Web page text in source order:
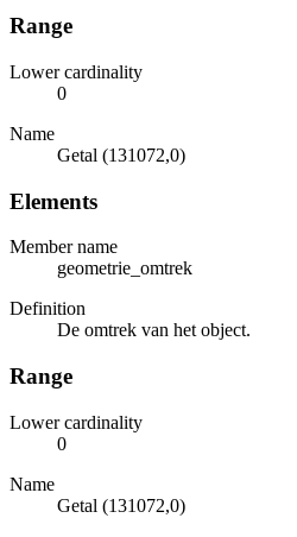
Range
Lower cardinality
0
Name
Getal (131072,0)
Elements
Member name
geometrie_omtrek
Definition
De omtrek van het object.
Range
Lower cardinality
0
Name
Getal (131072,0)